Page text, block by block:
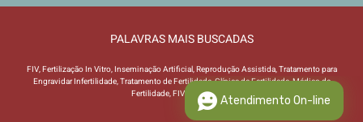
PALAVRAS MAIS BUSCADAS
FIV, Fertilização In Vitro, Inseminação Artificial, Reprodução Assistida, Tratamento para
Engravidar Infertilidade, Tratamento de Fertilidade, Clínica de Fertilidade, Médico de
Fertilidade, FIV Simplificada